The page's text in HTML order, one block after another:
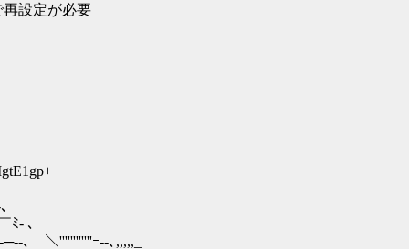
設定が必要
､
ｰ--､,,,,,_